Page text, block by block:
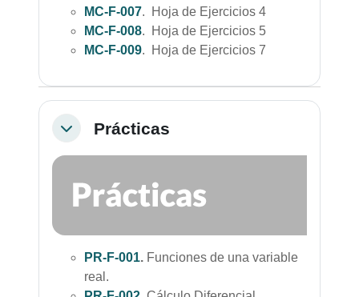
MC-F-007. Hoja de Ejercicios 4
MC-F-008. Hoja de Ejercicios 5
MC-F-009. Hoja de Ejercicios 7
ColapsarPrácticas
PR-F-001. Funciones de una variable
real.